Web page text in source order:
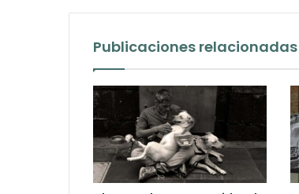
Publicaciones relacionadas